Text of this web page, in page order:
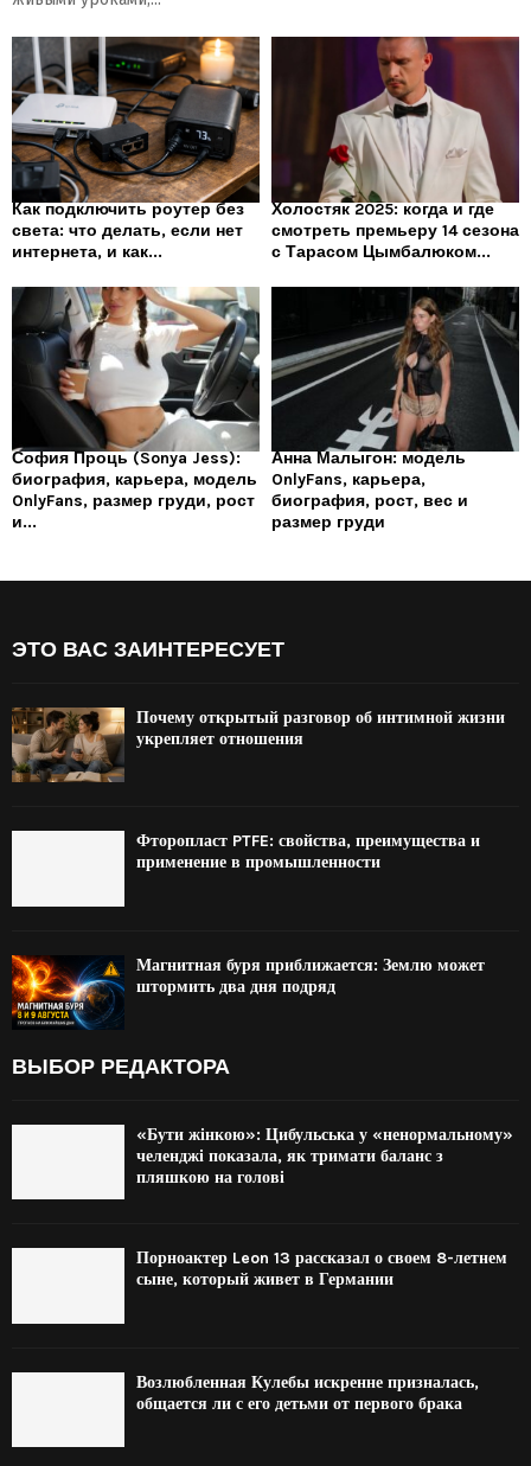
Как подключить роутер без
света: что делать, если нет
интернета, и как...
Холостяк 2025: когда и где
смотреть премьеру 14 сезона
с Тарасом Цымбалюком...
София Проць (Sonya Jess):
биография, карьера, модель
OnlyFans, размер груди, рост
и...
Анна Малыгон: модель
OnlyFans, карьера,
биография, рост, вес и
размер груди
ЭТО ВАС ЗАИНТЕРЕСУЕТ
Почему открытый разговор об интимной жизни
укрепляет отношения
Фторопласт PTFE: свойства, преимущества и
применение в промышленности
Магнитная буря приближается: Землю может
штормить два дня подряд
ВЫБОР РЕДАКТОРА
«Бути жінкою»: Цибульська у «ненормальному»
челенджі показала, як тримати баланс з
пляшкою на голові
Порноактер Leon 13 рассказал о своем 8-летнем
сыне, который живет в Германии
Возлюбленная Кулебы искренне призналась,
общается ли с его детьми от первого брака